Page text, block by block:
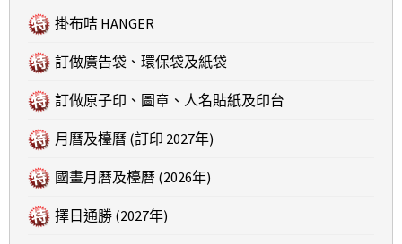
掛布咭 HANGER
訂做廣告袋、環保袋及紙袋
訂做原子印、圖章、人名貼紙及印台
月曆及檯曆 (訂印 2027年)
國畫月曆及檯曆 (2026年)
擇日通勝 (2027年)